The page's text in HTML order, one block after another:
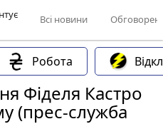
Всі новини
Робота
Фіделя Кастро
(прес-служба